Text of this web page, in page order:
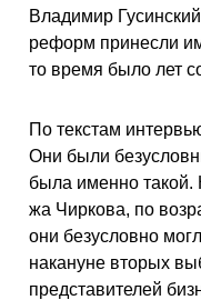
Владимир
реформ принесли
то время было лет
По текстам
Они были
была именно такой.
жа Чиркова, по
они безусловно
накануне вторых
представителей